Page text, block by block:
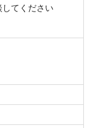
てください